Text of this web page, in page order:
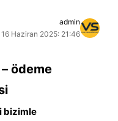
admin
16 Haziran 2025: 21:46
ödeme
bizimle